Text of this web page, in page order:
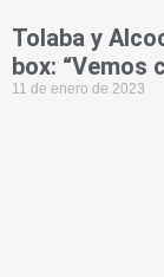
Tolaba y
box: “Vemos
11 de enero de 2023